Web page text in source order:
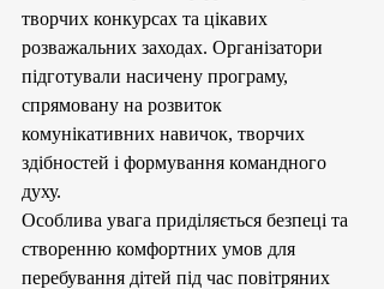
творчих конкурсах та цікавих
розважальних заходах. Організатори
підготували насичену програму,
спрямовану на розвиток
комунікативних навичок, творчих
здібностей і формування командного
духу.
Особлива увага приділяється безпеці та
створенню комфортних умов для
перебування дітей під час повітряних